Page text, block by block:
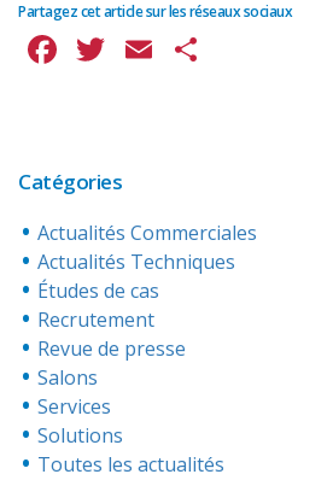
Partagez cet article sur les réseaux sociaux
Facebook
Twitter
Email
Catégories
Actualités Commerciales
Actualités Techniques
Études de cas
Recrutement
Revue de presse
Salons
Services
Solutions
Toutes les actualités